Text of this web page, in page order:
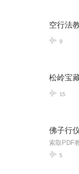
空行法
9
松岭宝
15
佛子行
索取PDF
5